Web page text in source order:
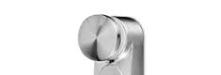
Balamale usi armonice